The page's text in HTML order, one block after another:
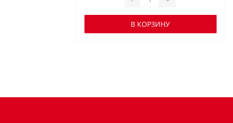
В КОРЗИНУ